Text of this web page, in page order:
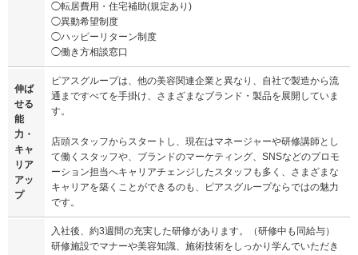
◯転居費用・住宅補助(規定あり)
◯異動希望制度
◯ハッピーリターン制度
◯働き方相談窓口
伸ば
せる
能
力・
キャ
リア
アッ
プ
ピアスグループは、他の美容関連企業と異なり、自社で製造から流
通まですべてを手掛け、さまざまなブランド・製品を展開していま
す。
店頭スタッフからスタートし、現在はマネージャーや研修講師とし
て働くスタッフや、ブランドのマーケティング、SNSなどのプロモ
ーション担当へキャリアチェンジしたスタッフも多く、さまざまな
キャリアを築くことができるのも、ピアスグループならではの魅力
です。
入社後、約3週間の充実した研修があります。（研修中も同給与）
研修施設でマナーや美容知識、施術技術をしっかり学んでいただき